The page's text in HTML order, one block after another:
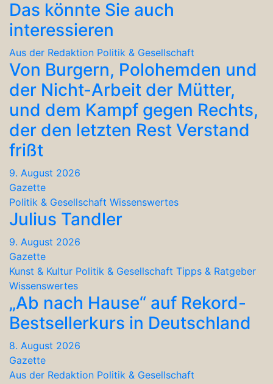
Das könnte Sie auch
interessieren
Aus der Redaktion Politik & Gesellschaft
Von Burgern, Polohemden und
der Nicht-Arbeit der Mütter,
und dem Kampf gegen Rechts,
der den letzten Rest Verstand
frißt
9. August 2026
Gazette
Politik & Gesellschaft Wissenswertes
Julius Tandler
9. August 2026
Gazette
Kunst & Kultur Politik & Gesellschaft Tipps & Ratgeber
Wissenswertes
„Ab nach Hause“ auf Rekord-
Bestsellerkurs in Deutschland
8. August 2026
Gazette
Aus der Redaktion Politik & Gesellschaft